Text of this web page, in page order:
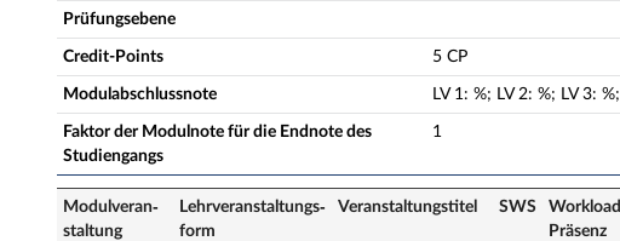
Prüfungsebene
Credit-Points 5 CP
Modulabschlussnote LV 1: %; LV 2: %; LV 3: %;
Faktor der Modulnote für die Endnote des
Studiengangs
1
Modulveran­
staltung
Lehrveranstaltungs­
form
Veranstaltungs­titel SWS
Workload
Präsenz